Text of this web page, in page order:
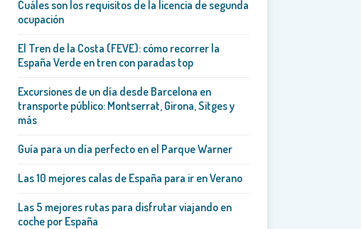
Cuáles son los requisitos de la licencia de segunda
ocupación
El Tren de la Costa (FEVE): cómo recorrer la
España Verde en tren con paradas top
Excursiones de un día desde Barcelona en
transporte público: Montserrat, Girona, Sitges y
más
Guía para un día perfecto en el Parque Warner
Las 10 mejores calas de España para ir en Verano
Las 5 mejores rutas para disfrutar viajando en
coche por España